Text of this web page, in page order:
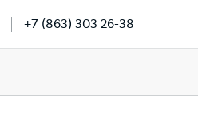
+7 (863) 303 26-38